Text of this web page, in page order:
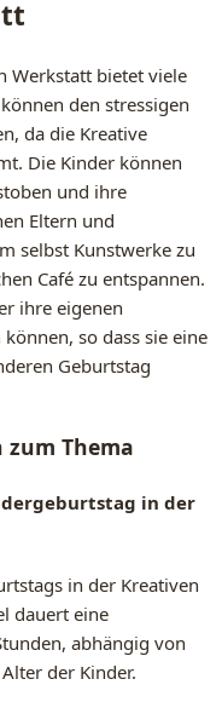
Werkstatt bietet viele
den stressigen
da die Kreative
Die Kinder können
und ihre
Eltern und
selbst Kunstwerke zu
Café zu entspannen.
ihre eigenen
so dass sie eine
Geburtstag
Thema
in der
in der Kreativen
dauert eine
abhängig von
der Kinder.